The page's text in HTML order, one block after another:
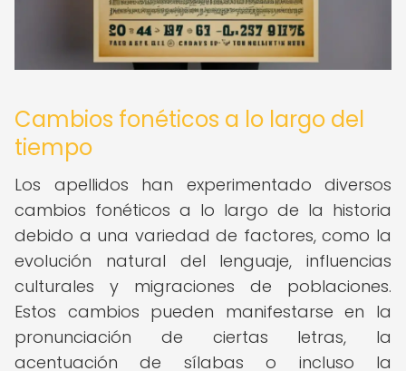
Cambios fonéticos a lo largo del
tiempo
Los apellidos han experimentado diversos
cambios fonéticos a lo largo de la historia
debido a una variedad de factores, como la
evolución natural del lenguaje, influencias
culturales y migraciones de poblaciones.
Estos cambios pueden manifestarse en la
pronunciación de ciertas letras, la
acentuación de sílabas o incluso la